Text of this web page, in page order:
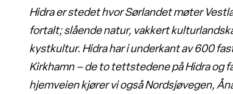
Hidra er stedet hvor Sørlandet møter
fortalt; slående natur, vakkert
kystkultur. Hidra har i underkant av 600
Kirkhamn – de to tettstedene på Hidra og
hjemveien kjører vi også Nordsjøvegen,